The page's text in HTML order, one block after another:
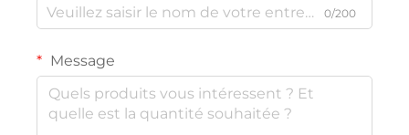
0/200
Message